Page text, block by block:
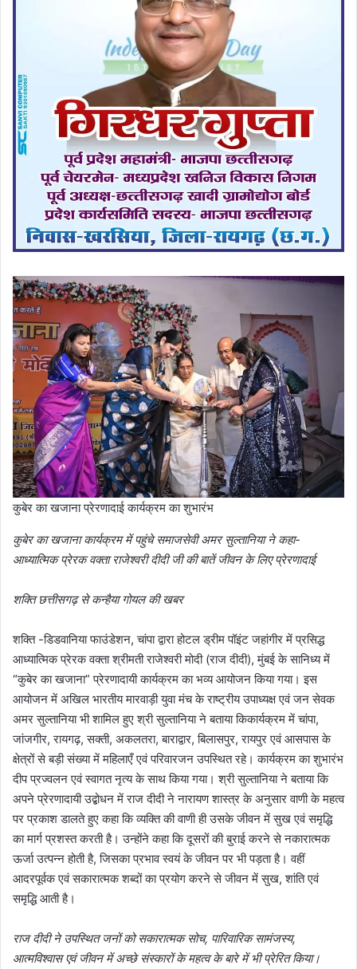
कुबेर का खजाना प्रेरणादाई कार्यक्रम का शुभारंभ
कुबेर का खजाना कार्यक्रम में पहुंचे समाजसेवी अमर सुल्तानिया ने कहा-
आध्यात्मिक प्रेरक वक्ता राजेश्वरी दीदी जी की बातें जीवन के लिए प्रेरणादाई
शक्ति छत्तीसगढ़ से कन्हैया गोयल की खबर
शक्ति -डिडवानिया फाउंडेशन, चांपा द्वारा होटल ड्रीम पॉइंट जहांगीर में प्रसिद्ध
आध्यात्मिक प्रेरक वक्ता श्रीमती राजेश्वरी मोदी (राज दीदी), मुंबई के सानिध्य में
“कुबेर का खजाना” प्रेरणादायी कार्यक्रम का भव्य आयोजन किया गया। इस
आयोजन में अखिल भारतीय मारवाड़ी युवा मंच के राष्ट्रीय उपाध्यक्ष एवं जन सेवक
अमर सुल्तानिया भी शामिल हुए श्री सुल्तानिया ने बताया किकार्यक्रम में चांपा,
जांजगीर, रायगढ़, सक्ती, अकलतरा, बाराद्वार, बिलासपुर, रायपुर एवं आसपास के
क्षेत्रों से बड़ी संख्या में महिलाएँ एवं परिवारजन उपस्थित रहे। कार्यक्रम का शुभारंभ
दीप प्रज्वलन एवं स्वागत नृत्य के साथ किया गया। श्री सुल्तानिया ने बताया कि
अपने प्रेरणादायी उद्बोधन में राज दीदी ने नारायण शास्त्र के अनुसार वाणी के महत्व
पर प्रकाश डालते हुए कहा कि व्यक्ति की वाणी ही उसके जीवन में सुख एवं समृद्धि
का मार्ग प्रशस्त करती है। उन्होंने कहा कि दूसरों की बुराई करने से नकारात्मक
ऊर्जा उत्पन्न होती है, जिसका प्रभाव स्वयं के जीवन पर भी पड़ता है। वहीं
आदरपूर्वक एवं सकारात्मक शब्दों का प्रयोग करने से जीवन में सुख, शांति एवं
समृद्धि आती है।
राज दीदी ने उपस्थित जनों को सकारात्मक सोच, पारिवारिक सामंजस्य,
आत्मविश्वास एवं जीवन में अच्छे संस्कारों के महत्व के बारे में भी प्रेरित किया।